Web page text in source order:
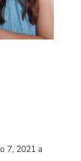
7, 2021 a